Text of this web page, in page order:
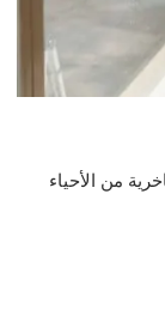
من الأحياء